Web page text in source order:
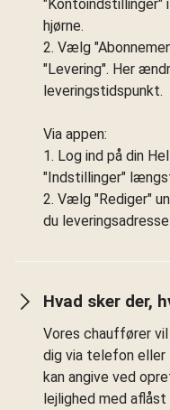
"Kontoindstillinger"
hjørne.
2. Vælg
"Levering". Her
leveringstidspunkt.
Via appen:
1. Log ind på din
"Indstillinger"
2. Vælg "Rediger"
du
Hvad sker der,
Vores chauffører
dig via telefon eller
kan angive ved
lejlighed med